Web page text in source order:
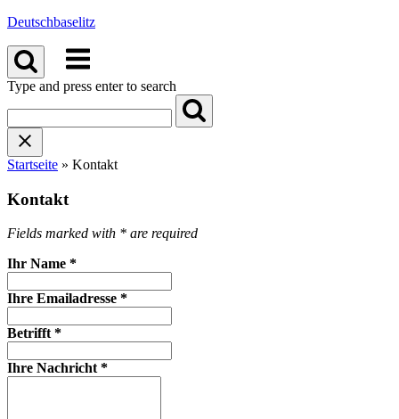
Skip
content
Deutschbaselitz
Menu
Type and press enter to search
Startseite » Kontakt
Kontakt
Fields marked with * are required
Ihr Name *
Ihre Emailadresse *
Betrifft*
Ihre Nachricht*